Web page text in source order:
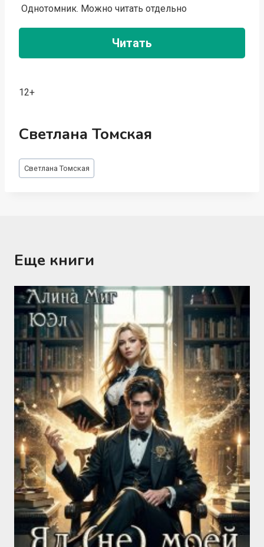
Однотомник. Можно читать отдельно
Читать
12+
Светлана Томская
Метки
записи:
Светлана Томская
Еще книги